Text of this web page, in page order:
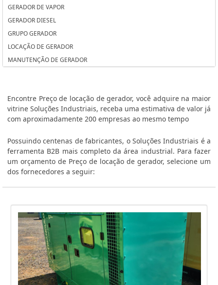
PREÇO DA INSTALAÇÃO DO SISTEMA FOTOVOLTAICO
PREÇO ALUGUEL GERADOR CASAMENTO
MANUTENÇÃO CORRETIVA EM GERADOR DE ENERGIA EM SP
LOJA DE GERADORES DE ENERGIA
LOCADORA DE GERADORES DE ENERGIA
LOCADORA DE GERADORES DE ENERGIA GUARULHOS
LOCAÇÃO GERADOR SP
KIT ENERGIA SOLAR RESIDENCIAL PREÇO
INSTALAÇÃO DE SISTEMA DE ENERGIA SOLAR
GRUPO MOTOR GERADOR DIESEL
GRUPO GERADOR DIESEL TRIFÁSICO
GRUPO DE GERADORES A DIESEL
GERADORES A DIESEL USADOS A VENDA
GERADORA DE ENGRENAGENS
GERADOR DE VAPOR
GERADOR DIESEL
GRUPO GERADOR
LOCAÇÃO DE GERADOR
MANUTENÇÃO DE GERADOR
Encontre Preço de locação de gerador, você adquire na maior
vitrine Soluções Industriais, receba uma estimativa de valor já
com aproximadamente 200 empresas ao mesmo tempo
Possuindo centenas de fabricantes, o Soluções Industriais é a
ferramenta B2B mais completo da área industrial. Para fazer
um orçamento de Preço de locação de gerador, selecione um
dos fornecedores a seguir: